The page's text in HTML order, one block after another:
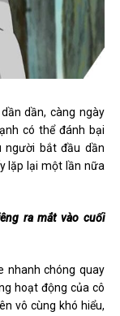
dần, càng ngày
có thể đánh bại
người bắt đầu dần
lặp lại một lần nữa
ra mắt vào cuối
nhanh chóng quay
hoạt động của cô
vô cùng khó hiểu,